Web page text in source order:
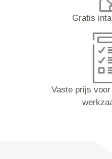
Gratis
Vaste prijs